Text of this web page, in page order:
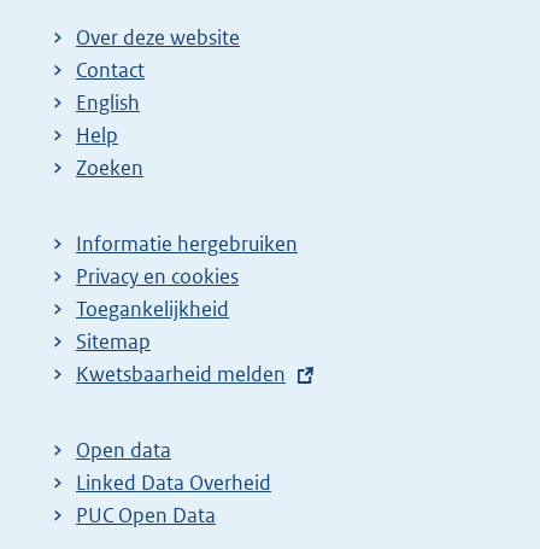
Over deze website
Contact
English
Help
Zoeken
Informatie hergebruiken
Privacy en cookies
Toegankelijkheid
Sitemap
E
t
e
r
Kwetsbaarheid melden
Open data
Linked Data Overheid
PUC Open Data